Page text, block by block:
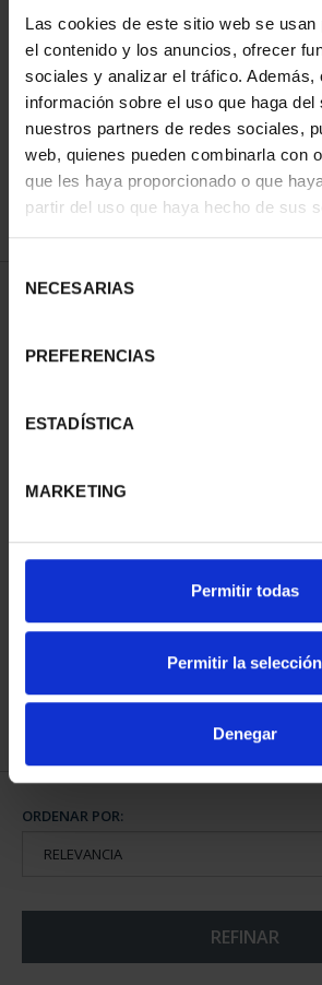
Las cookies de este sitio web se usan
el contenido y los anuncios, ofrecer
sociales y analizar el tráfico. Además,
información sobre el uso que haga del
nuestros partners de redes sociales,
web, quienes pueden combinarla con
que les haya proporcionado o que
partir del uso que haya hecho de sus
NECESARIAS
PREFERENCIAS
ESTADÍSTICA
MARKETING
Permitir todas
Permitir la selección
Denegar
ORDENAR POR:
REFINAR
1 Productos encontrados
CAPITALES ESPAÑOLAS
73,00 €
ORDENAR POR:
REFINAR